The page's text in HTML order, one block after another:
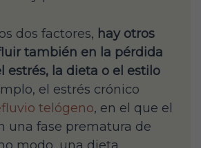
dos factores, hay otros
también en la pérdida
estrés, la dieta o el estilo
el estrés crónico
telógeno, en el que el
una fase prematura de